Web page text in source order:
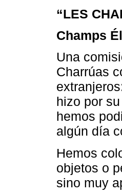
“LES
Champs
Una
Charrúas
hizo por
hemos
algún día
Hemos
objetos o
sino muy